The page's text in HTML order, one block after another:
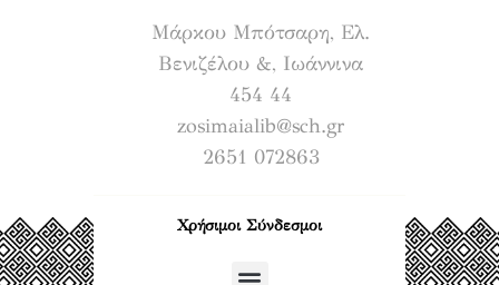
Μάρκου Μπότσαρη, Ελ.
Βενιζέλου &, Ιωάννινα
454 44
zosimaialib@sch.gr
2651 072863
Χρήσιμοι Σύνδεσμοι